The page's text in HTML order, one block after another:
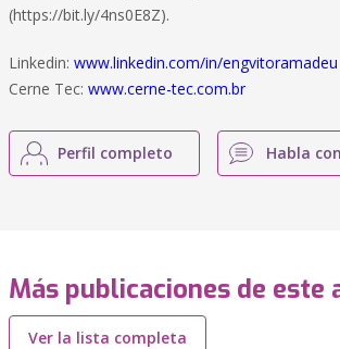
(https://bit.ly/4ns0E8Z).
Linkedin: www.linkedin.com/in/engvitoramadeu
Cerne Tec: www.cerne-tec.com.br
Perfil completo Habla
Más publicaciones de este
Ver la lista completa